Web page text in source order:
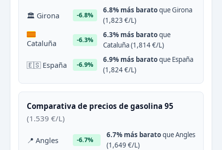
🏛 Girona -6.8%
6.8% más baratoque Girona
(1,823 €/L)
Cataluña -6.3%
6.3% más baratoque
Cataluña (1,814 €/L)
🇪🇸 España -6.9%
6.9% más baratoque España
(1,824 €/L)
Comparativa de precios de gasolina 95
(1.539 €/L)
📍 Angles -6.7%
6.7% más baratoque Angles
(1,649 €/L)